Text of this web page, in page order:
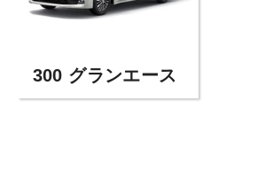
300 グランエース